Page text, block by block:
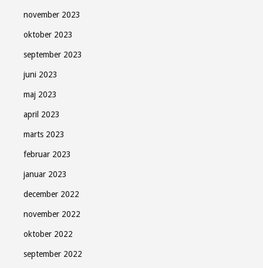
november 2023
oktober 2023
september 2023
juni 2023
maj 2023
april 2023
marts 2023
februar 2023
januar 2023
december 2022
november 2022
oktober 2022
september 2022